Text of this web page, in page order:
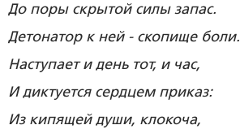
До поры скрытой силы запас.
Детонатор к ней - скопище боли.
Наступает и день тот, и час,
И диктуется сердцем приказ:
Из кипящей души, клокоча,